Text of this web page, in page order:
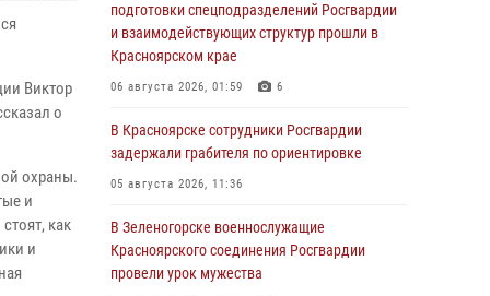
Виктор
о
охраны.
и
как
и
подготовки спецподразделений Росгвардии
и взаимодействующих структур прошли в
Красноярском крае
06 августа 2026, 01:59 6
В Красноярске сотрудники Росгвардии
задержали грабителя по ориентировке
05 августа 2026, 11:36
В Зеленогорске военнослужащие
Красноярского соединения Росгвардии
провели урок мужества